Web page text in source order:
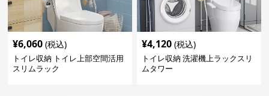
¥6,060 (税込)
トイレ収納 トイレ上部空間活用
スリムラック
¥4,120 (税込)
トイレ収納 洗濯機上ラックスリ
ムタワー